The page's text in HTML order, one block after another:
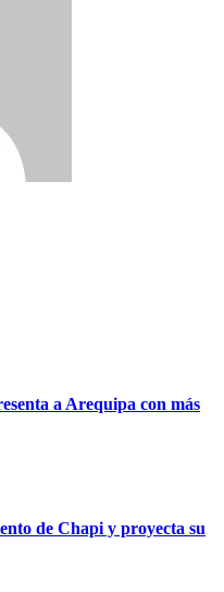
a Arequipa con más
de Chapi y proyecta su